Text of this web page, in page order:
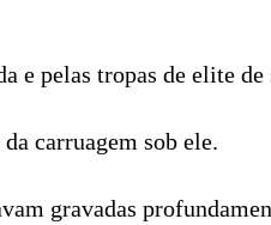
e pelas tropas de elite de
carruagem sob ele.
gravadas